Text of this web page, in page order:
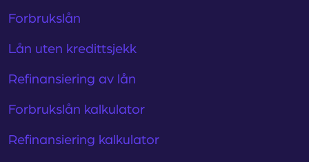
Forbrukslån
Lån uten kredittsjekk
Refinansiering av lån
Forbrukslån kalkulator
Refinansiering kalkulator